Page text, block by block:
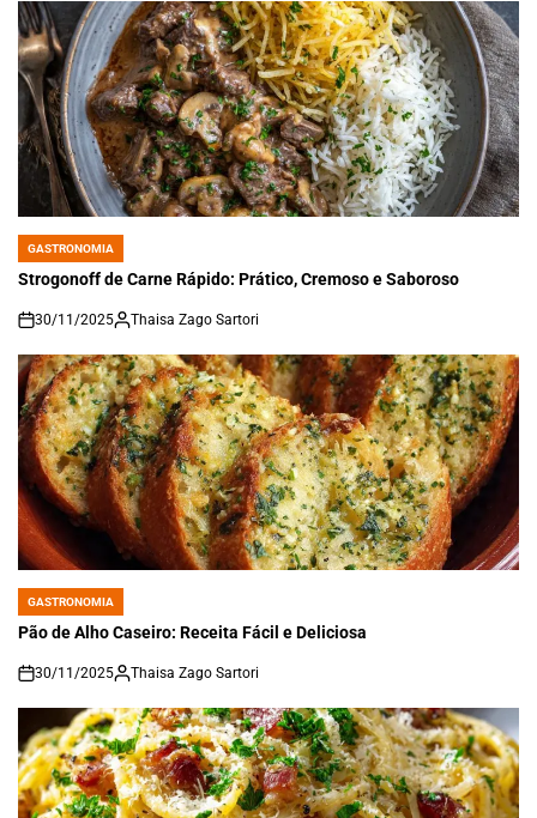
POSTED
IN
GASTRONOMIA
Strogonoff de Carne Rápido: Prático, Cremoso e Saboroso
on
30/11/2025 Thaisa Zago Sartori
POSTED
IN
GASTRONOMIA
Pão de Alho Caseiro: Receita Fácil e Deliciosa
on
30/11/2025 Thaisa Zago Sartori